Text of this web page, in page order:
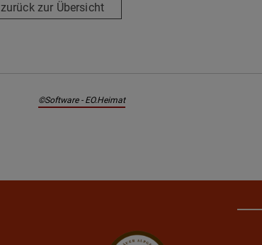
zurück zur Übersicht
©Software - EO.Heimat